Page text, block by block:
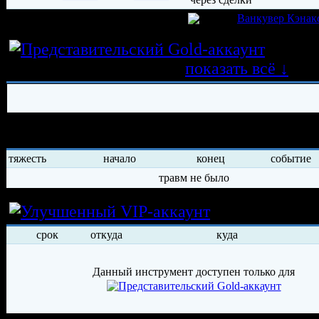
Ванкувер
показать всё ↓
тяжесть начало конец
событие
травм не было
Условия
срок откуда куда
Данный инструмент доступен только для